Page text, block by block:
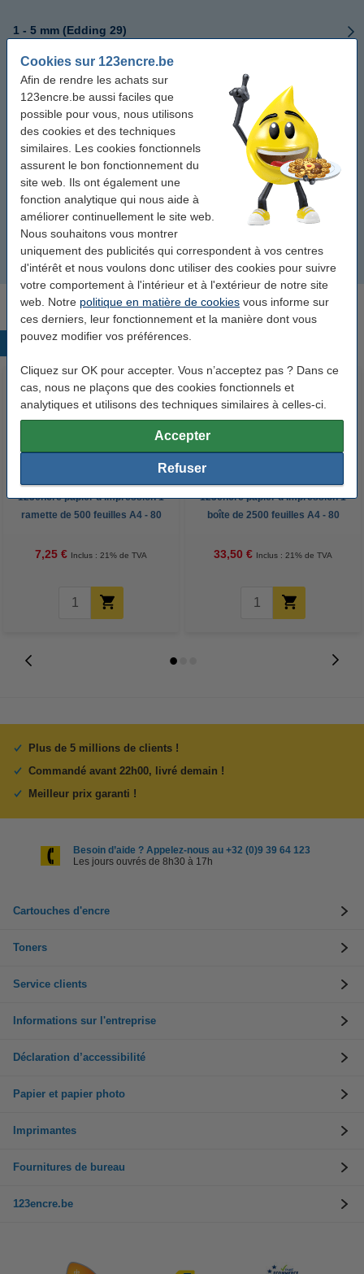
Cookies sur 123encre.be
Afin de rendre les achats sur
123encre.be aussi faciles que
possible pour vous, nous utilisons
des cookies et des techniques
similaires. Les cookies fonctionnels
assurent le bon fonctionnement du
site web. Ils ont également une
fonction analytique qui nous aide à
améliorer continuellement le site web.
Nous souhaitons vous montrer
uniquement des publicités qui correspondent à vos centres
d'intérêt et nous voulons donc utiliser des cookies pour suivre
votre comportement à l'intérieur et à l'extérieur de notre site
web. Notre politique en matière de cookies vous informe sur
ces derniers, leur fonctionnement et la manière dont vous
pouvez modifier vos préférences.
Cliquez sur OK pour accepter. Vous n’acceptez pas ? Dans ce
cas, nous ne plaçons que des cookies fonctionnels et
analytiques et utilisons des techniques similaires à celles-ci.
Accepter
Refuser
1 - 5 mm (Edding 29)
1 - 5 mm (Edding 363)
2 - 7 mm (Edding 365)
3 - 6 mm (Bic 1781)
3,7 - 5,5 mm (Bic 1751)
2 - 5 mm (Schneider Maxx 293)
Produits populaires
123encre papier d'impression 1
ramette de 500 feuilles A4 - 80
7,25 € Inclus : 21% de TVA
123encre papier d'impression 1
boîte de 2500 feuilles A4 - 80
33,50 € Inclus : 21% de TVA
Plus de 5 millions de clients !
Commandé avant 22h00, livré demain !
Meilleur prix garanti !
Besoin d’aide ? Appelez-nous au +32 (0)9 39 64 123
Les jours ouvrés de 8h30 à 17h
Cartouches d'encre
Toners
Service clients
Informations sur l'entreprise
Déclaration d’accessibilité
Papier et papier photo
Imprimantes
Fournitures de bureau
123encre.be